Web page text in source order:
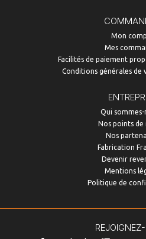
Mon
Mes
Facilités de paiement
Conditions générales de
Qui sommes-
Nos points
Nos
Fabrication
Devenir
Mentions
Politique de